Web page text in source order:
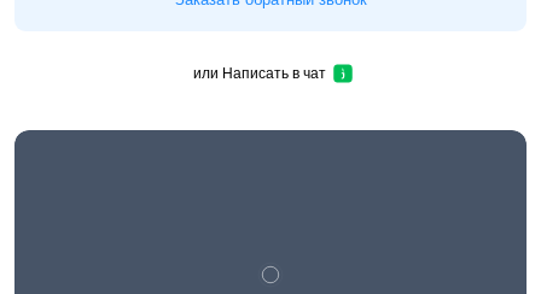
или Написать в чат